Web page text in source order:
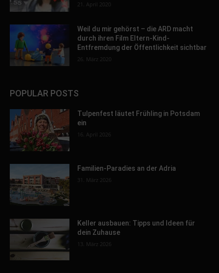
21. April 2020
Weil du mir gehörst – die ARD macht
durch ihren Film Eltern-Kind-
Entfremdung der Öffentlichkeit sichtbar
26. März 2020
POPULAR POSTS
Tulpenfest läutet Frühling in Potsdam
ein
16. April 2026
Familien-Paradies an der Adria
31. März 2026
Keller ausbauen: Tipps und Ideen für
dein Zuhause
13. März 2026